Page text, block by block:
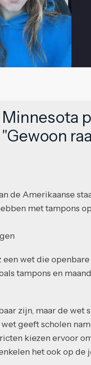
de Amerikaanse
met tampons
wet die
tampons en
zijn, maar de wet
geeft scholen
kiezen ervoor
het ook op de